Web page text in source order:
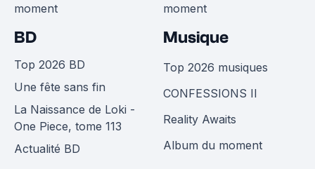
moment
moment
BD
Top 2026 BD
Une fête sans fin
La Naissance de Loki -
One Piece, tome 113
Actualité BD
Musique
Top 2026 musiques
CONFESSIONS II
Reality Awaits
Album du moment